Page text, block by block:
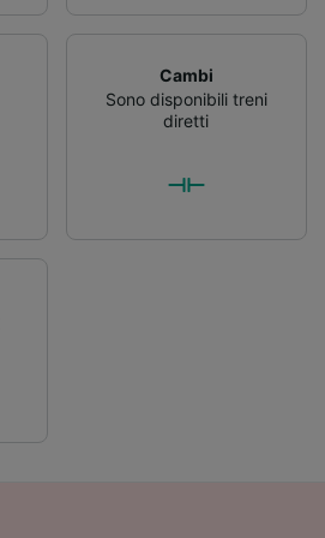
Cambi
Sono disponibili treni
diretti